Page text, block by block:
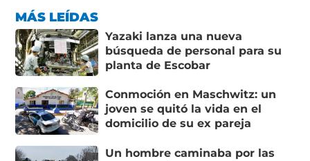
MÁS LEÍDAS
Yazaki lanza una nueva
búsqueda de personal para su
planta de Escobar
Conmoción en Maschwitz: un
joven se quitó la vida en el
domicilio de su ex pareja
Un hombre caminaba por las